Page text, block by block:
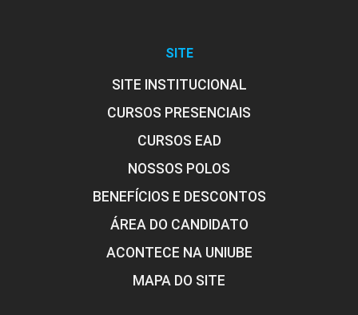
Tradicional
10h
Aprendizagem Baseada em Projetos e
SITE
SITE INSTITUCIONAL
CURSOS PRESENCIAIS
CURSOS EAD
NOSSOS POLOS
BENEFÍCIOS E DESCONTOS
ÁREA DO CANDIDATO
ACONTECE NA UNIUBE
MAPA DO SITE